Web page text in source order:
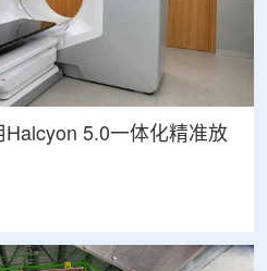
5.0一体化精准放